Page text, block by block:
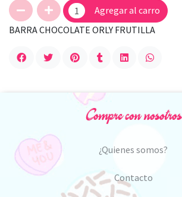
Agregar al carro
BARRA CHOCOLATE ORLY FRUTILLA
Compre con nosotros
¿Quienes somos?
Contacto